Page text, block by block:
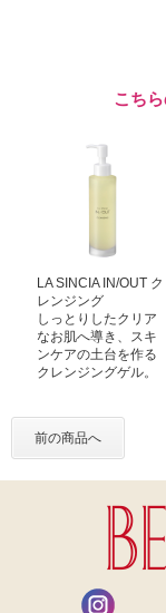
こち
LA SINCIA IN/OUT ク
レンジング
しっとりしたクリア
なお肌へ導き、スキ
ンケアの土台を作る
クレンジングゲル。
前の商品へ